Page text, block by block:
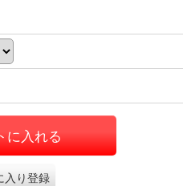
に入れる
入り登録